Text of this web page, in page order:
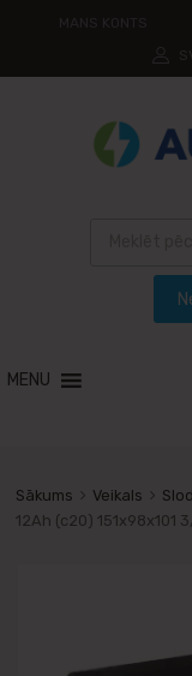
MENU
Sākums Veikals
12Ah (c20) 151x98x101